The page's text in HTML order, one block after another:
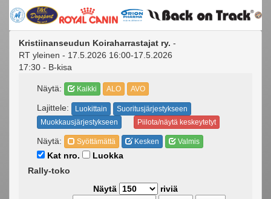
Kristiinanseudun Koiraharrastajat ry. -
RT yleinen - 17.5.2026 16:00-17.5.2026
17:30 - B-kisa
Näytä: Kaikki ALO AVO
Lajittele: Luokittain
Suoritusjärjestykseen
Muokkausjärjestykseen
Piilota/näytä keskeytetyt
Näytä: Syöttämättä Kesken Valmis
Kat nro.
Luokka
Rally-toko
Näytä
riviä